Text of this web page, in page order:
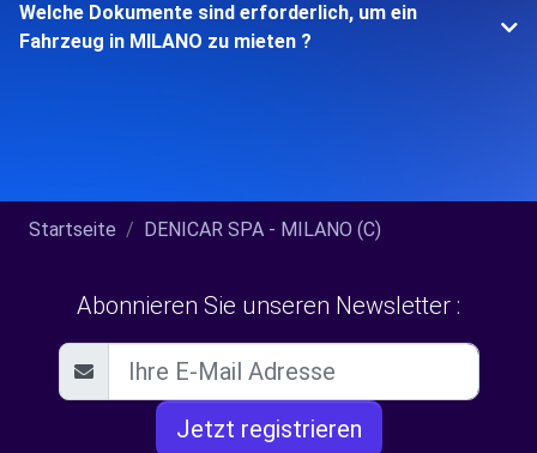
Welche Dokumente sind erforderlich, um ein
Fahrzeug in MILANO zu mieten ?
Startseite DENICAR SPA - MILANO (C)
Abonnieren Sie unseren Newsletter :
Jetzt registrieren